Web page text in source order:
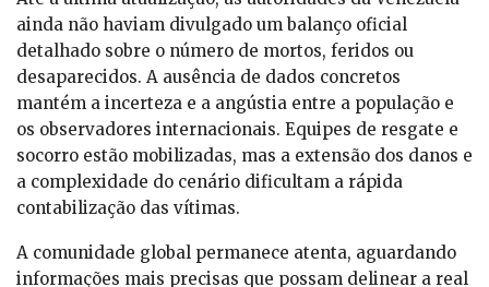
ainda não haviam divulgado um balanço oficial
detalhado sobre o número de mortos, feridos ou
desaparecidos. A ausência de dados concretos
mantém a incerteza e a angústia entre a população e
os observadores internacionais. Equipes de resgate e
socorro estão mobilizadas, mas a extensão dos danos e
a complexidade do cenário dificultam a rápida
contabilização das vítimas.
A comunidade global permanece atenta, aguardando
informações mais precisas que possam delinear a real